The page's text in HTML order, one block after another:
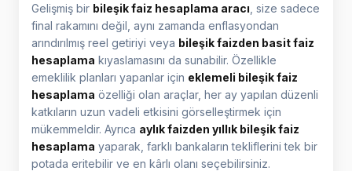
Gelişmiş bir bileşik faiz hesaplama aracı , size sadece
final rakamını değil, aynı zamanda enflasyondan
arındırılmış reel getiriyi veya bileşik faizden basit faiz
hesaplama kıyaslamasını da sunabilir. Özellikle
emeklilik planları yapanlar için eklemeli bileşik faiz
hesaplama özelliği olan araçlar, her ay yapılan düzenli
katkıların uzun vadeli etkisini görselleştirmek için
mükemmeldir. Ayrıca aylık faizden yıllık bileşik faiz
hesaplama yaparak, farklı bankaların tekliflerini tek bir
potada eritebilir ve en kârlı olanı seçebilirsiniz.